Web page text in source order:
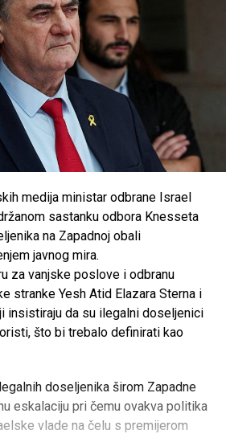
medija ministar odbrane Israel
sastanku odbora Knesseta
na Zapadnoj obali
javnog mira.
za vanjske poslove i odbranu
stranke Yesh Atid Elazara Sterna i
insistiraju da su ilegalni doseljenici
što bi trebalo definirati kao
doseljenika širom Zapadne
eskalaciju pri čemu ovakva politika
vlade na čelu s premijerom